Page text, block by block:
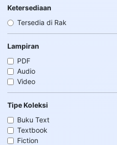
Ketersediaan
Tersedia di Rak
Lampiran
PDF
Audio
Video
Tipe Koleksi
Buku Text
Textbook
Fiction